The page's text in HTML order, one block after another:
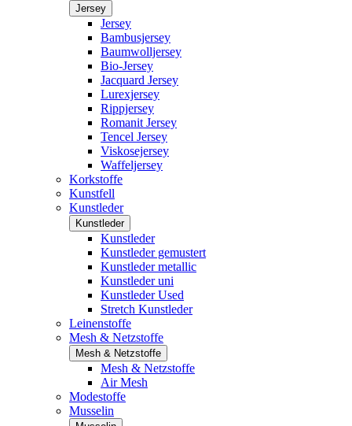
Jersey
Jersey
Bambusjersey
Baumwolljersey
Bio-Jersey
Jacquard Jersey
Lurexjersey
Rippjersey
Romanit Jersey
Tencel Jersey
Viskosejersey
Waffeljersey
Korkstoffe
Kunstfell
Kunstleder
Kunstleder
Kunstleder
Kunstleder gemustert
Kunstleder metallic
Kunstleder uni
Kunstleder Used
Stretch Kunstleder
Leinenstoffe
Mesh & Netzstoffe
Mesh & Netzstoffe
Mesh & Netzstoffe
Air Mesh
Modestoffe
Musselin